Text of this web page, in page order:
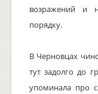
возражений и
порядку.
В Черновцах
тут задолго до
упоминала про